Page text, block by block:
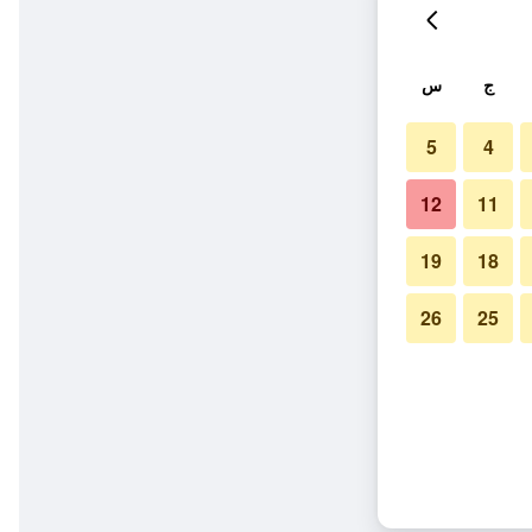
ج س
4
5
11
12
18
19
25
26